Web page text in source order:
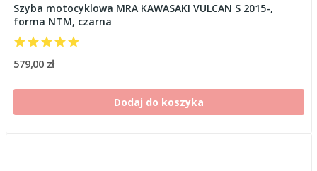
Szyba motocyklowa MRA KAWASAKI VULCAN S 2015-,
forma NTM, czarna
579,00 zł
Dodaj do koszyka